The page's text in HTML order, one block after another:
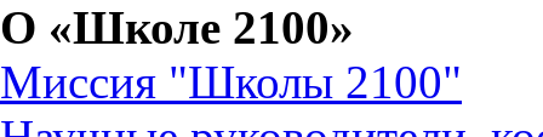
О «Школе 2100»
Миссия "Школы 2100"